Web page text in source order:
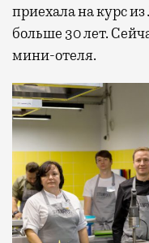
приехала на курс
больше 30 лет.
мини-отеля.